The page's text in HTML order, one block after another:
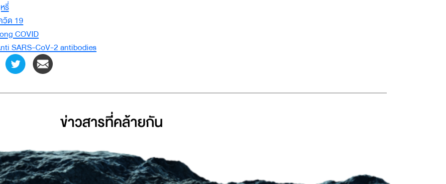
รี่
วิด 19
COVID
SARS-CoV-2 antibodies
ข่าวสารที่่คล้ายกัน